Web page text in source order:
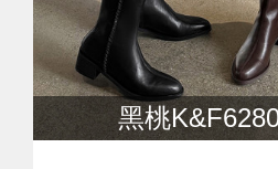
黑桃